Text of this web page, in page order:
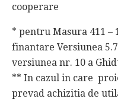
cooperare
* pentru Masura 411 –
finantare Versiunea
versiunea nr. 10 a
** In cazul in care
prevad achizitia de